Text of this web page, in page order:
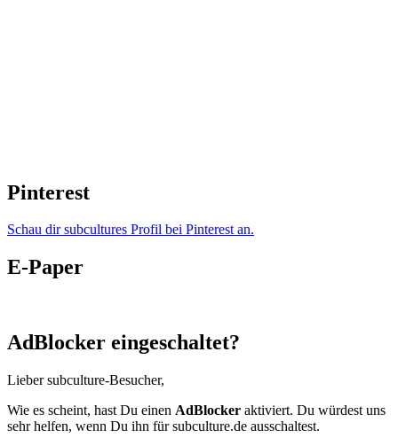
Pinterest
Schau dir subcultures Profil bei Pinterest an.
E-Paper
AdBlocker eingeschaltet?
Lieber subculture-Besucher,
Wie es scheint, hast Du einen AdBlocker aktiviert. Du würdest uns
sehr helfen, wenn Du ihn für subculture.de ausschaltest.